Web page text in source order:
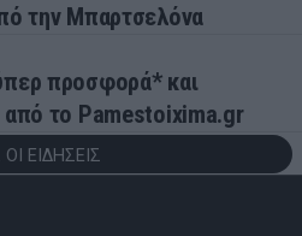
την Μπαρτσελόνα
προσφορά* και
από το Pamestoixima.gr
ΕΙΔΗΣΕΙΣ